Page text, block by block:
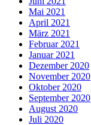
Mai 2021
April 2021
März 2021
Februar 2021
Januar 2021
Dezember 2020
November 2020
Oktober 2020
September 2020
August 2020
Juli 2020